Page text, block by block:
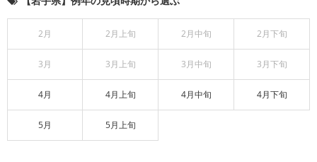
2月 2月上旬 2月中旬 2月下旬
3月 3月上旬 3月中旬 3月下旬
4月 4月上旬 4月中旬 4月下旬
5月 5月上旬